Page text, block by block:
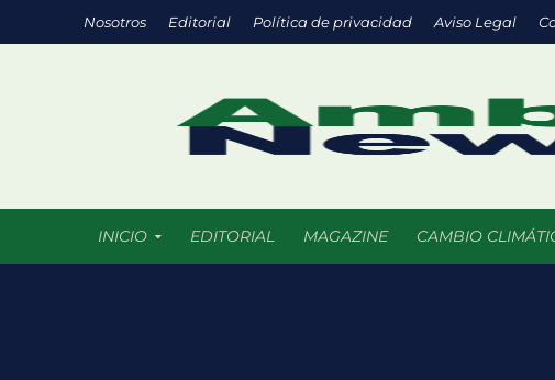
Nosotros Editorial Política de privacidad Aviso Legal
INICIO EDITORIAL MAGAZINE CAMBIO